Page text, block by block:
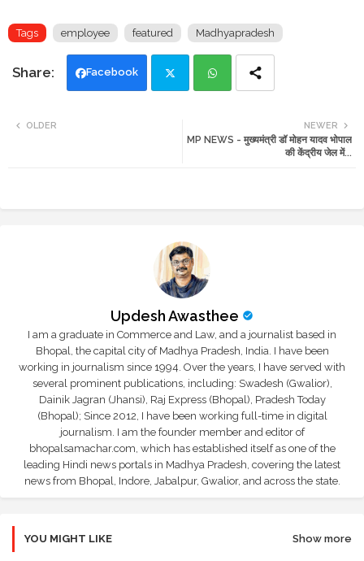
Tags employee featured Madhyapradesh
Facebook
ats
NEWER
MP NEWS - मुख्यमंत्री डॉ मोहन यादव भोपाल
की केंद्रीय जेल में...
OLDER
Updesh Awasthee
I am a graduate in Commerce and Law, and a journalist based in
Bhopal, the capital city of Madhya Pradesh, India. I have been
working in journalism since 1994. Over the years, I have served with
several prominent publications, including: Swadesh (Gwalior),
Dainik Jagran (Jhansi), Raj Express (Bhopal), Pradesh Today
(Bhopal); Since 2012, I have been working full-time in digital
journalism. I am the founder member and editor of
bhopalsamachar.com, which has established itself as one of the
leading Hindi news portals in Madhya Pradesh, covering the latest
news from Bhopal, Indore, Jabalpur, Gwalior, and across the state.
YOU MIGHT LIKE Show more